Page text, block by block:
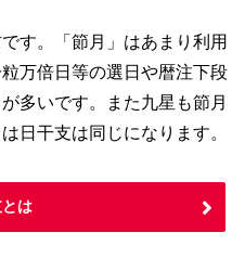
す。「節月」はあまり利用
万倍日等の選日や暦注下段
多いです。また九星も節月
日干支は同じになります。
は